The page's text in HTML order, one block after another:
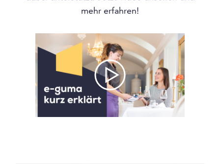
mehr erfahren!